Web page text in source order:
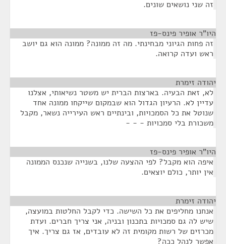
זה שני נושאים שונים.
היו"ר אופיר פינס-פז
זה פחות הגיוני מבחינתי. מה זה ממונה? ממונה הוא גם יושב
ראש ועדה קרואה.
יהודה זימרת
לא, זאת הבעיה. בארצות הברית יש משטר נשיאותי, אצלנו
עדיין לא. הרעיון הגדול הוא שבמקום שייקחו ממונה אחד
שנוטל את כל הסמכויות, ובינתיים ראש העירייה נשאר, מקבל
משכורת בלי סמכויות - - -
היו"ר אופיר פינס-פז
איפה הוא מקבל? לפי ההצעה שלנו, בשנייה שנכנס הממונה
אין יותר, כולם יוצאים.
יהודה זימרת
אנחנו מחליפים את כל השישה. כדי לקבל החלטות במועצה,
שיש לה גם סמכויות בתכנון ובניה, אני צריך חברים. ועדת
מכרזים של רשות מקומית זה לא עובדים, אז גם צריך. איך
אפשר לנהל ככה?